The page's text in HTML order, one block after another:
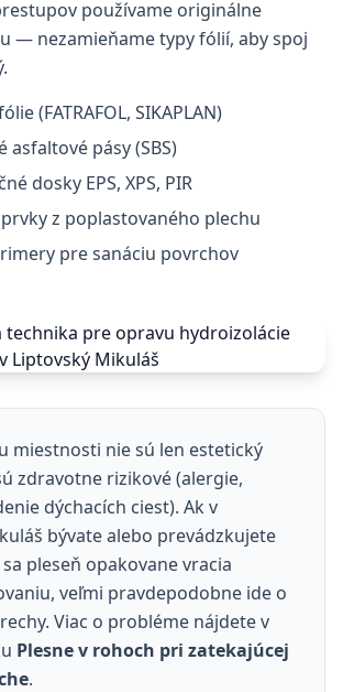
používame originálne
— nezamieňame typy fólií, aby spoj
(FATRAFOL, SIKAPLAN)
asfaltové pásy (SBS)
dosky EPS, XPS, PIR
z poplastovaného plechu
pre sanáciu povrchov
miestnosti nie sú len estetický
zdravotne rizikové (alergie,
dýchacích ciest). Ak v
bývate alebo prevádzkujete
pleseň opakovane vracia
veľmi pravdepodobne ide o
Viac o probléme nájdete v
Plesne v rohoch pri zatekajúcej
.